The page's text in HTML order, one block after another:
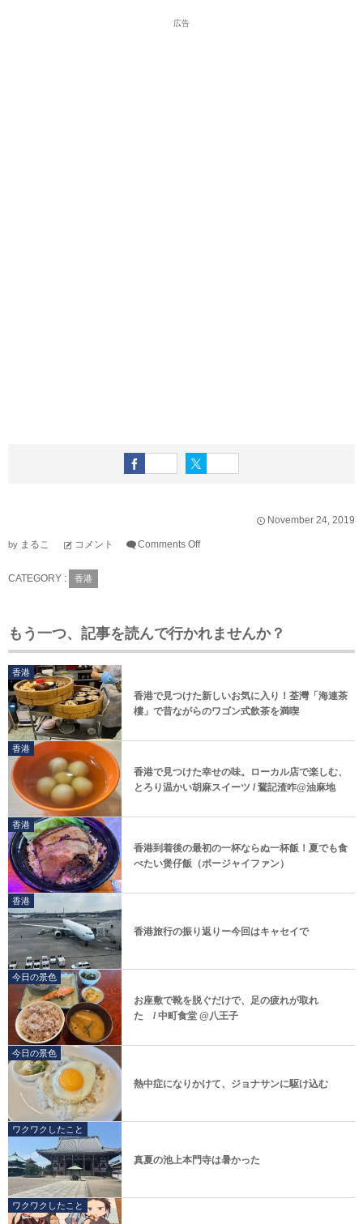
広告
November 24, 2019
by まるこ コメント Comments Off
CATEGORY : 香港
もう一つ、記事を読んで行かれませんか？
香港
香港で見つけた新しいお気に入り！荃灣「海連茶
樓」で昔ながらのワゴン式飲茶を満喫
香港
香港で見つけた幸せの味。ローカル店で楽しむ、
とろり温かい胡麻スイーツ / 鵞記渣咋@油麻地
香港
香港到着後の最初の一杯ならぬ一杯飯！夏でも食
べたい煲仔飯（ポージャイファン）
香港
香港旅行の振り返りー今回はキャセイで
今日の景色
お座敷で靴を脱ぐだけで、足の疲れが取れ
た / 中町食堂 @八王子
今日の景色
熱中症になりかけて、ジョナサンに駆け込む
ワクワクしたこと
真夏の池上本門寺は暑かった
ワクワクしたこと